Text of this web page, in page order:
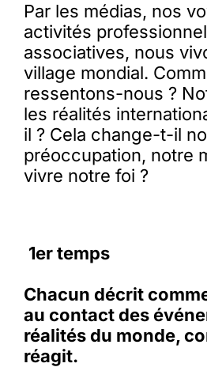
Spiritualité
Membres
L’actu
Nous soutenir
Par les médias, nos
activités
associatives, nous
village mondial.
ressentons-nous ?
les réalités
il ? Cela change-t-il
préoccupation, notre
vivre notre foi ?
1er temps
Chacun décrit
au contact des
réalités du monde,
réagit.